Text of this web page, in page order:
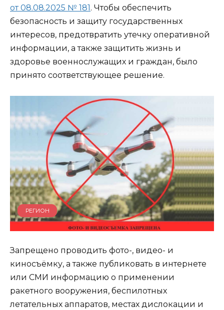
от 08.08.2025 № 181 . Чтобы обеспечить
безопасность и защиту государственных
интересов, предотвратить утечку оперативной
информации, а также защитить жизнь и
здоровье военнослужащих и граждан, было
принято соответствующее решение.
РЕГИОН
Запрещено проводить фото-, видео- и
киносъёмку, а также публиковать в интернете
или СМИ информацию о применении
ракетного вооружения, беспилотных
летательных аппаратов, местах дислокации и